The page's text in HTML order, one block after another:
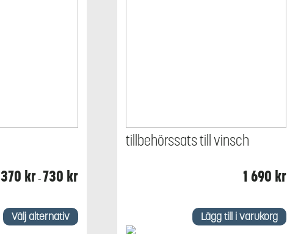
370 kr–730 krPrisintervall:
Välj alternativ
tillbehörssats till vinsch
1 690 kr
Lägg till i varukorg